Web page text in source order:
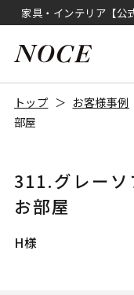
家具・インテリア【公
トップ お客様事例
部屋
311.グレーソ
お部屋
H様